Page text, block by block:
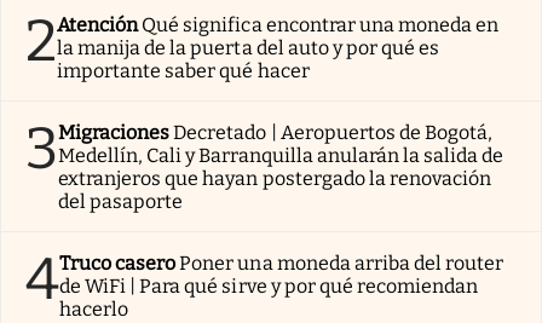
2AtenciónQué significa encontrar una moneda en
la manija de la puerta del auto y por qué es
importante saber qué hacer
3MigracionesDecretado | Aeropuertos de Bogotá,
Medellín, Cali y Barranquilla anularán la salida de
extranjeros que hayan postergado la renovación
del pasaporte
4Truco caseroPoner una moneda arriba del router
de WiFi | Para qué sirve y por qué recomiendan
hacerlo